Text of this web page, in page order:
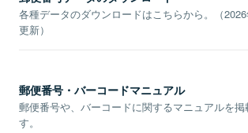
各種データのダウンロードはこちらから。（
更新）
郵便番号・バーコードマニュアル
郵便番号や、バーコードに関するマニュアルを掲
す。